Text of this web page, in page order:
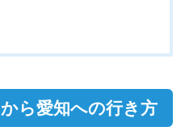
ら愛知への行き方